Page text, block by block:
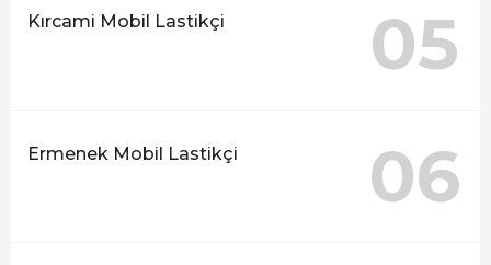
Kırcami Mobil Lastikçi 05
Ermenek Mobil Lastikçi 06